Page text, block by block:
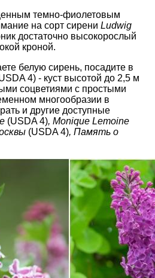
темно-фиолетовым
на сорт сирени Ludwig
достаточно высокорослый
кроной.
белую сирень, посадите в
4) - куст высотой до 2,5 м
соцветиями с простыми
многообразии в
и другие доступные
(USDA 4), Monique Lemoine
(USDA 4), Память о